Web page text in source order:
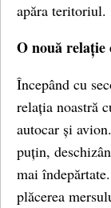
apăra teritoriul.
O nouă
Începând cu
relația noastră
autocar și
puțin,
mai
plăcerea